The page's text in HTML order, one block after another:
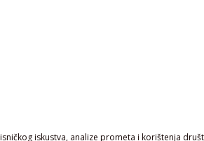
iskustva, analize prometa i korištenja